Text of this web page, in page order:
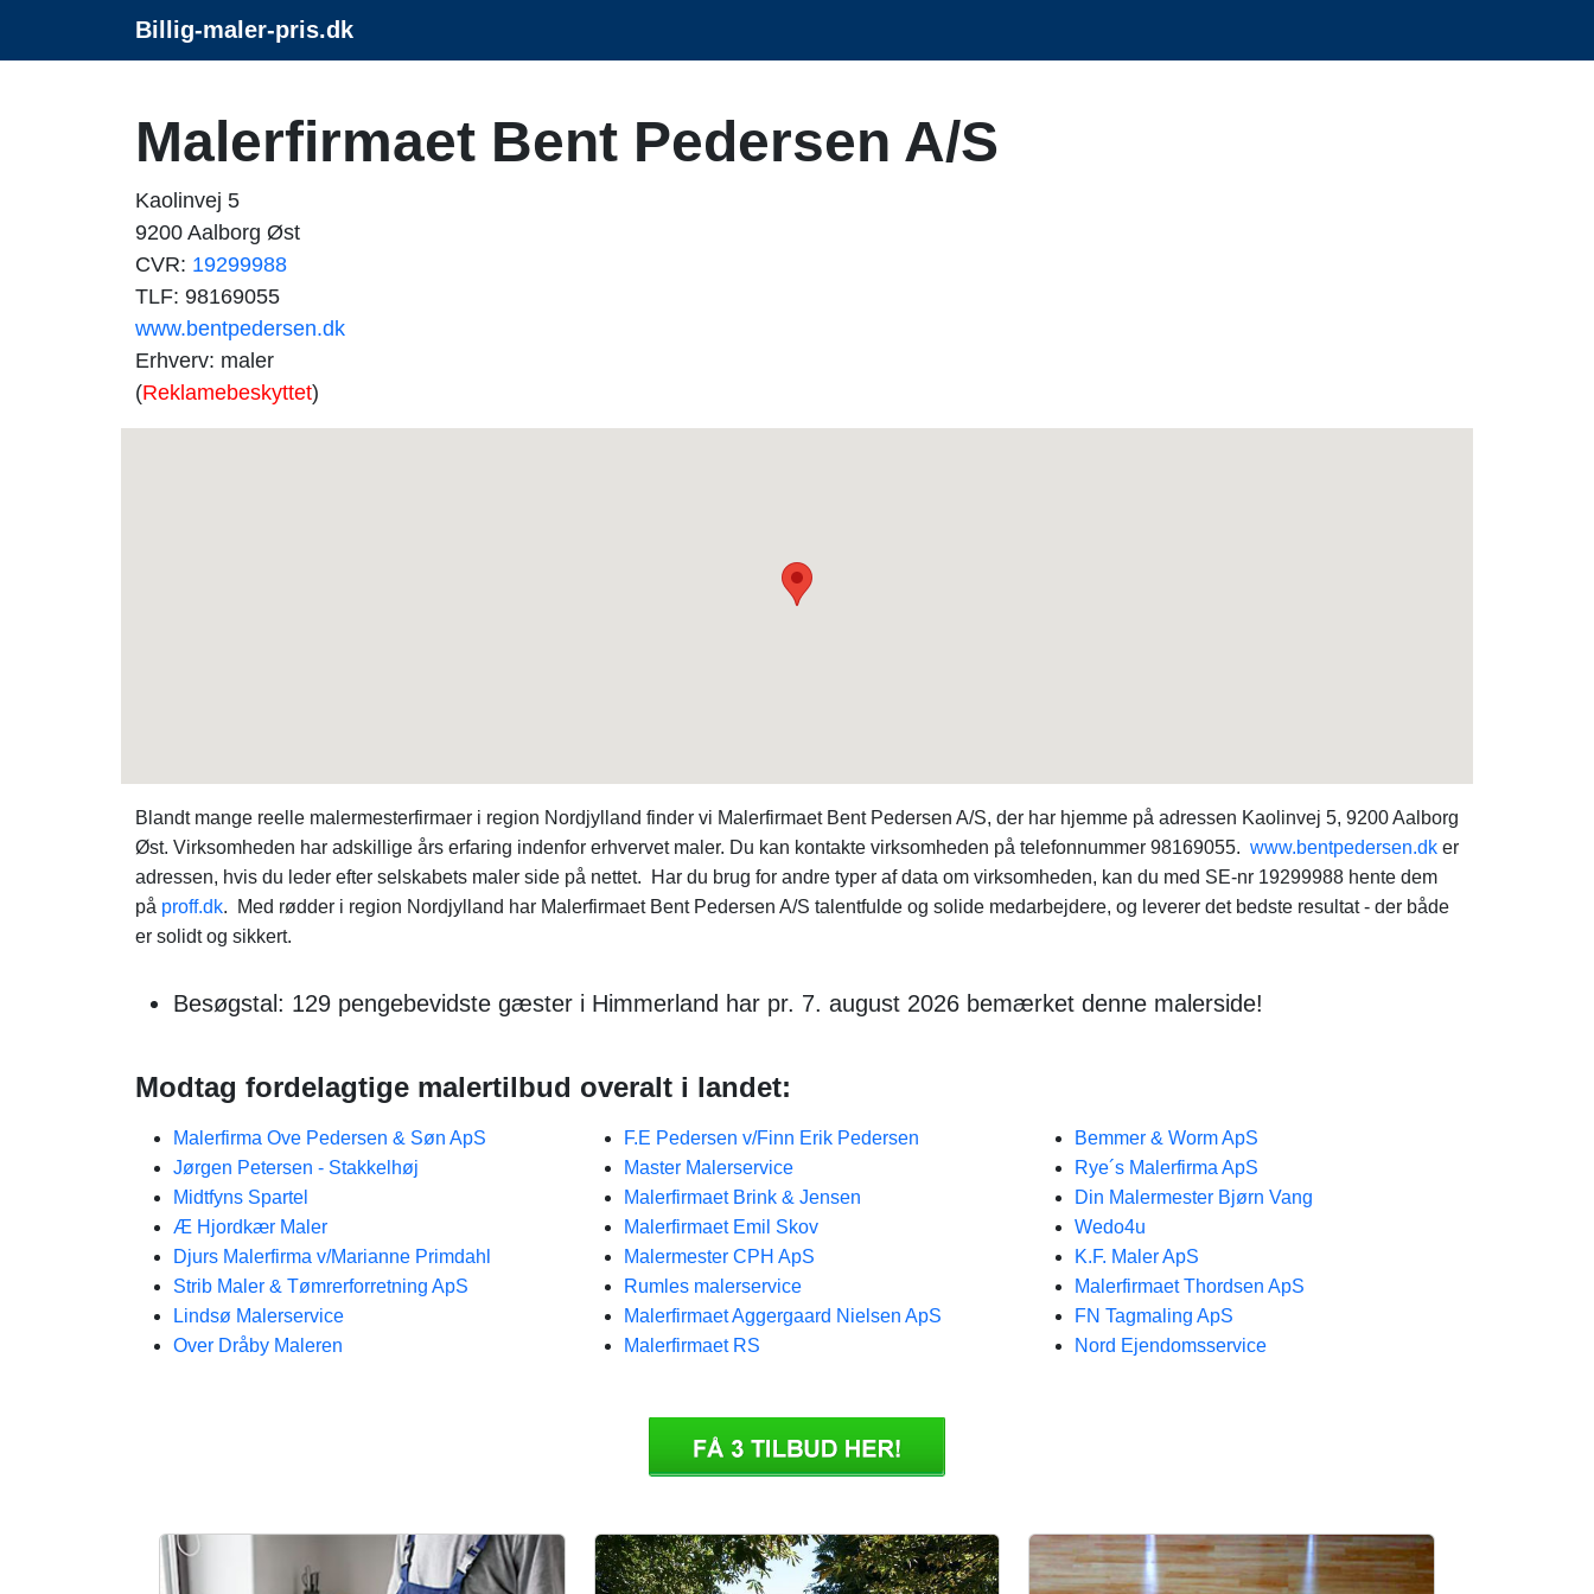
Billig-maler-pris.dk
Malerfirmaet Bent Pedersen A/S
Kaolinvej 5
9200 Aalborg Øst
CVR: 19299988
TLF: 98169055
www.bentpedersen.dk
Erhverv: maler
(Reklamebeskyttet)
Blandt mange reelle malermesterfirmaer i region Nordjylland finder vi Malerfirmaet Bent Pedersen A/S, der har hjemme på adressen Kaolinvej 5, 9200 Aalborg
Øst. Virksomheden har adskillige års erfaring indenfor erhvervet maler. Du kan kontakte virksomheden på telefonnummer 98169055. www.bentpedersen.dk er
adressen, hvis du leder efter selskabets maler side på nettet. Har du brug for andre typer af data om virksomheden, kan du med SE-nr 19299988 hente dem
på proff.dk. Med rødder i region Nordjylland har Malerfirmaet Bent Pedersen A/S talentfulde og solide medarbejdere, og leverer det bedste resultat - der både
er solidt og sikkert.
Besøgstal: 129 pengebevidste gæster i Himmerland har pr. 7. august 2026 bemærket denne malerside!
Modtag fordelagtige malertilbud overalt i landet:
Malerfirma Ove Pedersen & Søn ApS
Jørgen Petersen - Stakkelhøj
Midtfyns Spartel
Æ Hjordkær​ Maler
Djurs Malerfirma v/Marianne Primdahl
Strib Maler & Tømrerforretning ApS
Lindsø Malerservice
Over Dråby Maleren
F.E Pedersen v/Finn Erik Pedersen
Master Malerservice
Malerfirmaet Brink & Jensen
Malerfirmaet Emil Skov
Malermester CPH ApS
Rumles malerservice
Malerfirmaet Aggergaard Nielsen ApS
Malerfirmaet RS
Bemmer & Worm ApS
Rye´s Malerfirma ApS
Din Malermester Bjørn Vang
Wedo4u
K.F. Maler ApS
Malerfirmaet Thordsen ApS
FN Tagmaling ApS
Nord Ejendomsservice